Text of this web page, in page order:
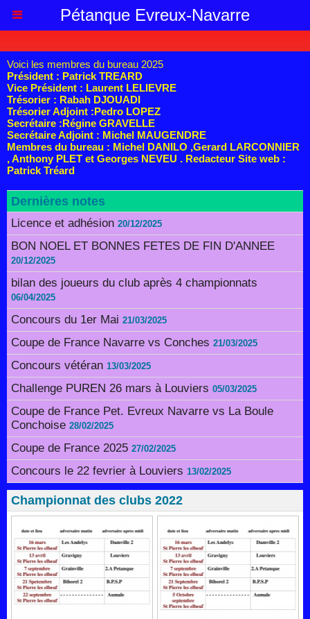
Pétanque Evreux-Navarre
Voici les membres du bureau 2025
Président : Patrick TREARD
Vice Président : Laurent LELIEVRE
Trésorier : Rabah DJOUADI
Trésorier Adjoint :Pedro LOPEZ
Secrétaire :Régine GRAVELLE
Secrétaire Adjoint : Michel MAUGENDRE
Membres du bureau : Michel DANILO ,Gerard LARCONNIER
, Anthony PLET et Georges NEVEU . Redacteur Site web :
Patrick Tréard
Dernières notes
Licence et adhésion 20/12/2025
BON NOEL ET BONNES FETES DE FIN D'ANNEE
20/12/2025
bilan des joueurs du club après 4 championnats
06/04/2025
Concours du 1er Mai 21/03/2025
Coupe de France Navarre vs Conches 21/03/2025
Concours vétéran 13/03/2025
Challenge PUREN 26 mars à Louviers 05/03/2025
Coupe de France Pet. Evreux Navarre vs La Boule
Conchoise 28/02/2025
Coupe de France 2025 27/02/2025
Concours le 22 fevrier à Louviers 13/02/2025
Championnat des clubs 2022